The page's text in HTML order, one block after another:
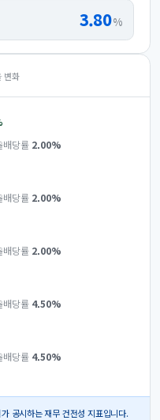
3.80%
변화
배당률 2.00%
배당률 2.00%
배당률 2.00%
배당률 4.50%
배당률 4.50%
가 공시하는 재무 건전성 지표입니다.